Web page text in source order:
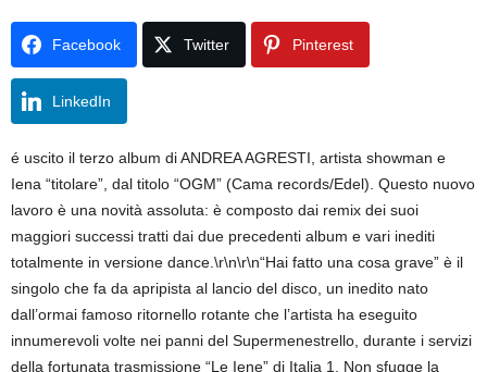
Facebook Twitter Pinterest
LinkedIn
é uscito il terzo album di ANDREA AGRESTI, artista showman e
Iena “titolare”, dal titolo “OGM” (Cama records/Edel). Questo nuovo
lavoro è una novità assoluta: è composto dai remix dei suoi
maggiori successi tratti dai due precedenti album e vari inediti
totalmente in versione dance.\r\n\r\n“Hai fatto una cosa grave” è il
singolo che fa da apripista al lancio del disco, un inedito nato
dall’ormai famoso ritornello rotante che l’artista ha eseguito
innumerevoli volte nei panni del Supermenestrello, durante i servizi
della fortunata trasmissione “Le Iene” di Italia 1. Non sfugge la